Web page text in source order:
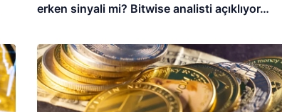
erken sinyali mi? Bitwise analisti açıklıyor…